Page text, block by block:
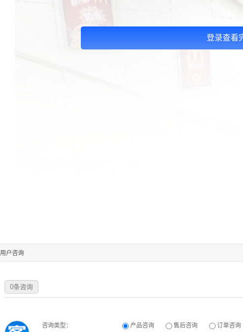
登录查看
用户咨询
0条咨询
咨询类型： 产品咨询 售后咨询 订单咨询